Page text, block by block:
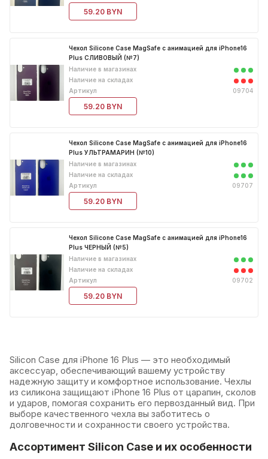
59.20 BYN
Чехол Silicone Case MagSafe с анимацией для iPhone16
Plus СЛИВОВЫЙ (№7)
Наличие в магазинах
Наличие на складах
Артикул
09704
59.20 BYN
Чехол Silicone Case MagSafe с анимацией для iPhone16
Plus УЛЬТРАМАРИН (№10)
Наличие в магазинах
Наличие на складах
Артикул
09707
59.20 BYN
Чехол Silicone Case MagSafe с анимацией для iPhone16
Plus ЧЕРНЫЙ (№5)
Наличие в магазинах
Наличие на складах
Артикул
09702
59.20 BYN
Silicon Case для iPhone 16 Plus — это необходимый
аксессуар, обеспечивающий вашему устройству
надежную защиту и комфортное использование. Чехлы
из силикона защищают iPhone 16 Plus от царапин, сколов
и ударов, помогая сохранить его первозданный вид. При
выборе качественного чехла вы заботитесь о
долговечности и сохранности своего устройства.
Ассортимент Silicon Case и их особенности